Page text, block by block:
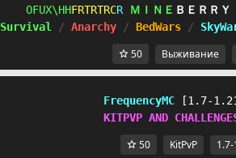
CBPIDNNGWWOM]W@ ＭＩＮＥ ＢＥＲＲＹ
Survival
/ Anarchy / BedWars /
50 Выживание
FrequencyMC
[1.7-
KITPVP AND
50 KitPvP 1.7-